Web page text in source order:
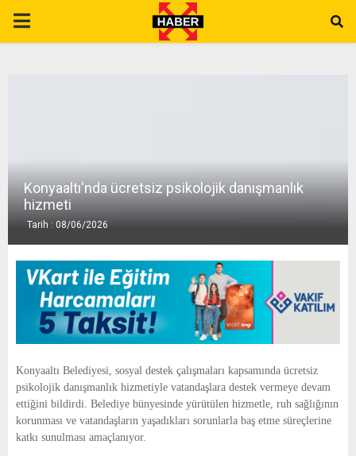
P
A
E
N
Konyaaltı'nda ücretsiz psikolojik danışmanlık
hizmeti
Tarih : 08/06/2026
Konyaaltı Belediyesi, sosyal destek çalışmaları kapsamında ücretsiz
psikolojik danışmanlık hizmetiyle vatandaşlara destek vermeye devam
ettiğini bildirdi. Belediye bünyesinde yürütülen hizmetle, ruh sağlığının
korunması ve vatandaşların yaşadıkları sorunlarla baş etme süreçlerine
katkı sunulması amaçlanıyor.